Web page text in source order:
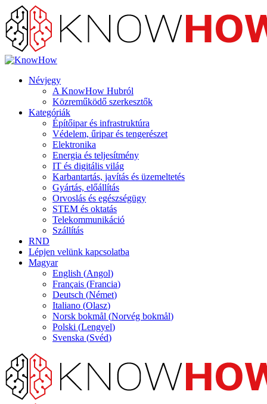
Névjegy
A KnowHow Hubról
Közreműködő szerkesztők
Kategóriák
Építőipar és infrastruktúra
Védelem, űripar és tengerészet
Elektronika
Energia és teljesítmény
IT és digitális világ
Karbantartás, javítás és üzemeltetés
Gyártás, előállítás
Orvoslás és egészségügy
STEM és oktatás
Telekommunikáció
Szállítás
RND
Lépjen velünk kapcsolatba
Magyar
English (Angol)
Français (Francia)
Deutsch (Német)
Italiano (Olasz)
Norsk bokmål (Norvég bokmål)
Polski (Lengyel)
Svenska (Svéd)